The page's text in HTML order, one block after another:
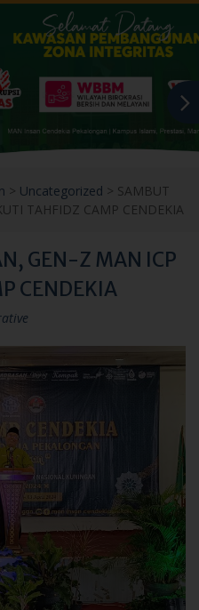
> Uncategorized > SAMBUT
TAHFIDZ CAMP CENDEKIA
GEN-Z MAN ICP
CENDEKIA